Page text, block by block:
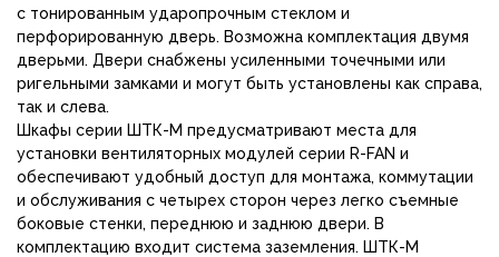
с тонированным ударопрочным стеклом и
перфорированную дверь. Возможна комплектация двумя
дверьми. Двери снабжены усиленными точечными или
ригельными замками и могут быть установлены как справа,
так и слева.
Шкафы серии ШТК-М предусматривают места для
установки вентиляторных модулей серии R-FAN и
обеспечивают удобный доступ для монтажа, коммутации
и обслуживания с четырех сторон через легко съемные
боковые стенки, переднюю и заднюю двери. В
комплектацию входит система заземления. ШТК-М